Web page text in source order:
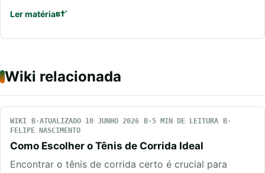
Ler matéria
Wiki relacionada
WIKI ATUALIZADO 10 JUNHO 2026
5 MIN DE LEITURA
FELIPE NASCIMENTO
Como Escolher o Tênis de Corrida Ideal
Encontrar o tênis de corrida certo é crucial para